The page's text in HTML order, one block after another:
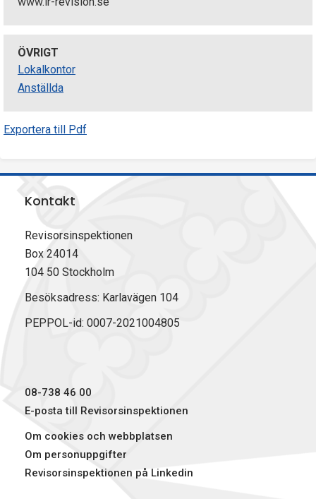
ÖVRIGT
Lokalkontor
Anställda
Exportera till Pdf
Kontakt
Revisorsinspektionen
Box 24014
104 50 Stockholm
Besöksadress: Karlavägen 104
PEPPOL-id: 0007-2021004805
08-738 46 00
E-posta till Revisorsinspektionen
Om cookies och webbplatsen
Om personuppgifter
Revisorsinspektionen på Linkedin